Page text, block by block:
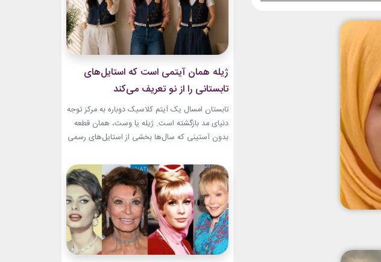
ژیله همان آیتمی است که استایل‌های
تابستانی را از نو تعریف می‌کند
تابستان امسال یک آیتم کلاسیک دوباره به مرکز توجه
دنیای مد بازگشته است. ژیله یا وست، همان قطعه
بدون آستینی که سال‌ها بخشی از استایل‌های رسمی
روزمره شده است. استایل تابستانی با ژیله زنانه به
یکی از ترندهای محبوب فصل تبدیل شده؛ چون هم
ظاهری شیک...